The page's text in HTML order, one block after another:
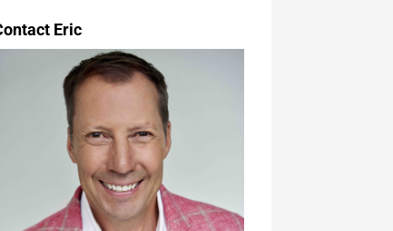
Eric